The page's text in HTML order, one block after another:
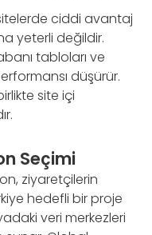
ciddi avantaj
yeterli değildir.
tabloları ve
düşürür.
site içi
Seçimi
ziyaretçilerin
hedefli bir proje
veri merkezleri